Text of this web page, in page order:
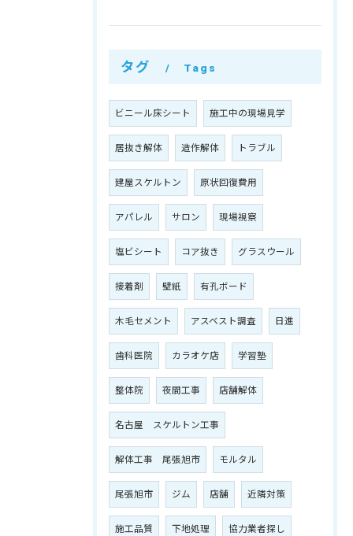
タグ Tags
ビニール床シート 施工中の現場見学
居抜き解体 造作解体 トラブル
建屋スケルトン 原状回復費用
アパレル サロン 現場視察
塩ビシート コア抜き グラスウール
接着剤 壁紙 有孔ボード
木毛セメント アスベスト調査 日進
歯科医院 カラオケ店 学習塾
整体院 夜間工事 店舗解体
名古屋 スケルトン工事
解体工事 尾張旭市 モルタル
尾張旭市 ジム 店舗 近隣対策
施工品質 下地処理 協力業者探し